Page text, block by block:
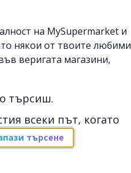
на MySupermarket и
някои от твоите любими
веригата магазини,
търсиш.
всеки път, когато
търсене